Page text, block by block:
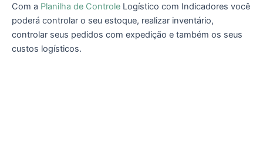
Com a Planilha de Controle Logístico com Indicadores você
poderá controlar o seu estoque, realizar inventário,
controlar seus pedidos com expedição e também os seus
custos logísticos.